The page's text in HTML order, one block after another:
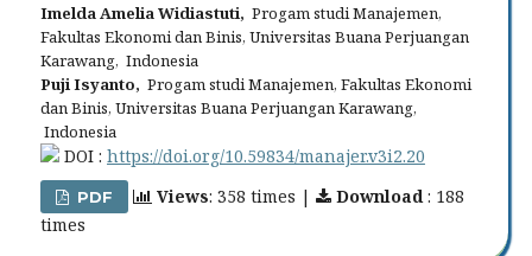
Imelda Amelia Widiastuti, Progam studi Manajemen,
Fakultas Ekonomi dan Binis, Universitas Buana Perjuangan
Karawang, Indonesia
Puji Isyanto, Progam studi Manajemen, Fakultas Ekonomi
dan Binis, Universitas Buana Perjuangan Karawang,
Indonesia
DOI : https://doi.org/10.59834/manajer.v3i2.20
PDF Views: 358 times | Download: 188
times